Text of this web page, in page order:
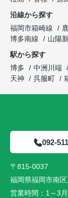
沿線から探す
福岡市箱崎線
博多南線
山陽
駅から探す
博多
中洲川端
天神
呉服町
092-
〒815-0037
福岡県福岡市南
営業時間： 1～3